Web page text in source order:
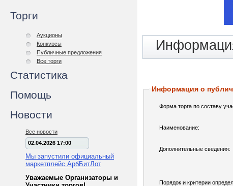
Торги
Аукционы
Конкурсы
Публичные предложения
Все торги
Статистика
Помощь
Новости
Все новости
02.04.2026 17:00
Мы запустили официальный
маркетплейс АрбБитЛот
Уважаемые Организаторы и
Информация о
Форма торга по составу
Наименование:
Дополнительные сведения:
Порядок и критерии